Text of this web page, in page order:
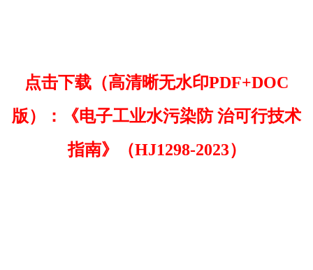
点击下载（高清晰无水印PDF+DOC
版）：《电子工业水污染防 治可行技术
指南》（HJ1298-2023）